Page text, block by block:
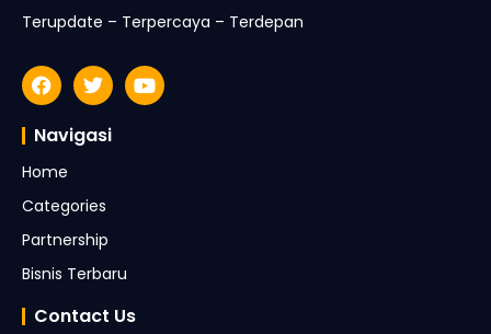
Terupdate – Terpercaya – Terdepan
Navigasi
Home
Categories
Partnership
Bisnis Terbaru
Contact Us